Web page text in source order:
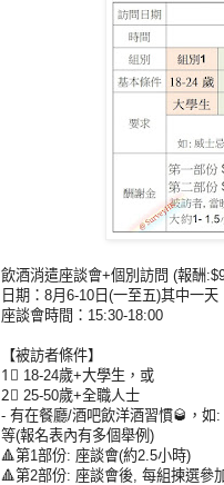
飲酒消遣座談會+個別訪問 (報酬
日期：8月6-10日(一至五)其中一天
座談會時間：15:30-18:00
【被訪者條件】
1⃣ 18-24歲+大學生，或
2⃣ 25-50歲+全職人士
- 有在餐廳/酒吧飲洋酒習慣🥃，如
等(報名表內有多個舉例)
🔺第1部份: 座談會(約2.5小時)
🔺第2部份: 座談會後, 每組揀選參